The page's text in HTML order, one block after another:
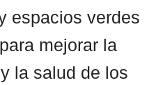
espacios verdes
mejorar la
la salud de los